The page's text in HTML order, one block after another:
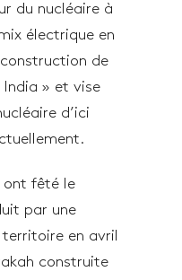
du nucléaire à
électrique en
de
India » et vise
d’ici
ont fêté le
par une
en avril
construite